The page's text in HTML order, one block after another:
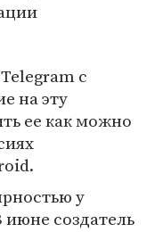
с
на эту
ее как можно
у
создатель